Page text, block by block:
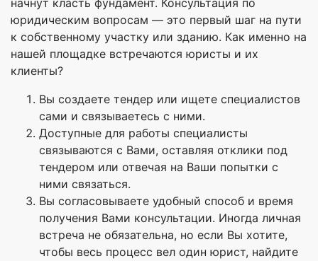
начнут класть фундамент. Консультация по
юридическим вопросам — это первый шаг на пути
к собственному участку или зданию. Как именно на
нашей площадке встречаются юристы и их
клиенты?
Вы создаете тендер или ищете специалистов
сами и связываетесь с ними.
Доступные для работы специалисты
связываются с Вами, оставляя отклики под
тендером или отвечая на Ваши попытки с
ними связаться.
Вы согласовываете удобный способ и время
получения Вами консультации. Иногда личная
встреча не обязательна, но если Вы хотите,
чтобы весь процесс вел один юрист, найдите